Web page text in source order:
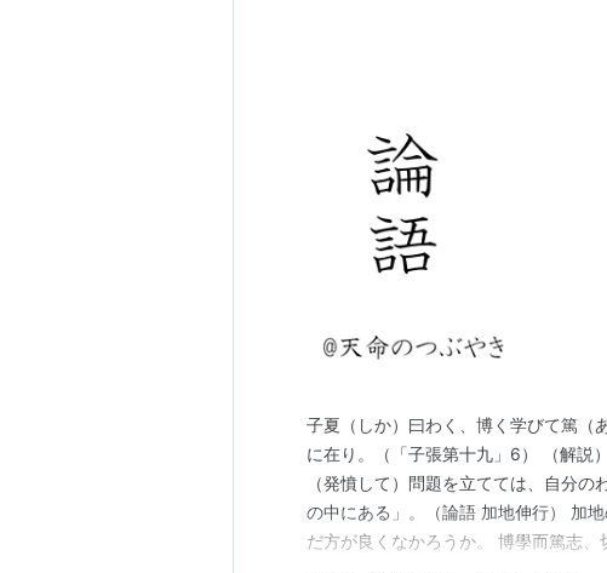
子夏（しか）曰わく、博く学びて篤（
に在り。（「子張第十九」6） （解説
（発憤して）問題を立てては、自分
の中にある」。（論語 加地伸行） 加
だ方が良くなかろうか。 博學而篤志